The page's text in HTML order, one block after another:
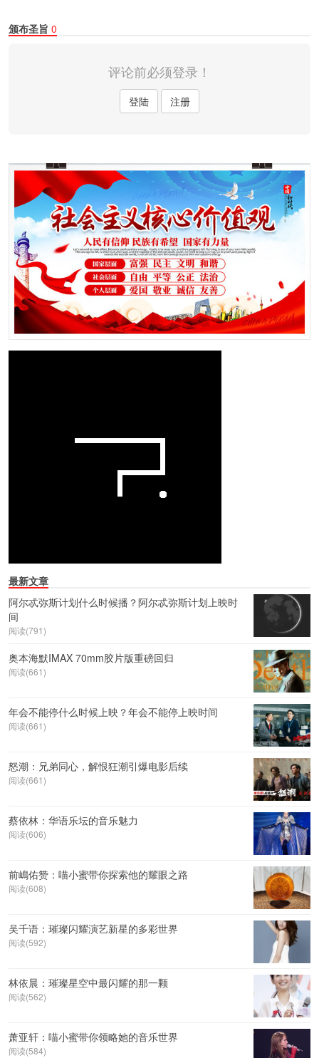
颁布圣旨 0
评论前必须登录！
登陆 注册
最新文章
阿尔忒弥斯计划什么时候播？阿尔忒弥斯计划上映时
间
阅读(791)
奥本海默IMAX 70mm胶片版重磅回归
阅读(661)
年会不能停什么时候上映？年会不能停上映时间
阅读(661)
怒潮：兄弟同心，解恨狂潮引爆电影后续
阅读(661)
蔡依林：华语乐坛的音乐魅力
阅读(606)
前嶋佑赞：喵小蜜带你探索他的耀眼之路
阅读(608)
吴千语：璀璨闪耀演艺新星的多彩世界
阅读(592)
林依晨：璀璨星空中最闪耀的那一颗
阅读(562)
萧亚轩：喵小蜜带你领略她的音乐世界
阅读(584)